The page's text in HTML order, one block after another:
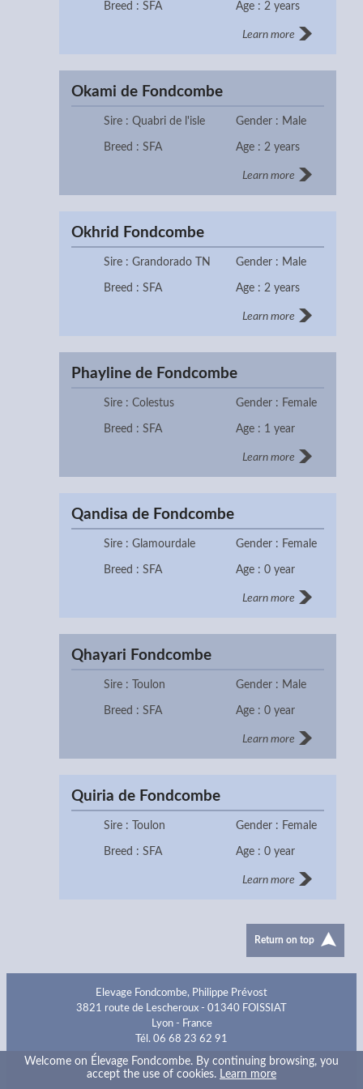
Breed : SFA Age : 2 years
Learn more
Okami de Fondcombe
Sire : Quabri de l'isle Gender : Male
Breed : SFA Age : 2 years
Learn more
Okhrid Fondcombe
Sire : Grandorado TN Gender : Male
Breed : SFA Age : 2 years
Learn more
Phayline de Fondcombe
Sire : Colestus Gender : Female
Breed : SFA Age : 1 year
Learn more
Qandisa de Fondcombe
Sire : Glamourdale Gender : Female
Breed : SFA Age : 0 year
Learn more
Qhayari Fondcombe
Sire : Toulon Gender : Male
Breed : SFA Age : 0 year
Learn more
Quiria de Fondcombe
Sire : Toulon Gender : Female
Breed : SFA Age : 0 year
Learn more
Return on top
Elevage Fondcombe, Philippe Prévost
3821 route de Lescheroux - 01340 FOISSIAT
Lyon - France
Tél. 06 68 23 62 91
Favorite sites Contact Legal notice
Welcome on Élevage Fondcombe. By continuing browsing, you
accept the use of cookies. Learn more